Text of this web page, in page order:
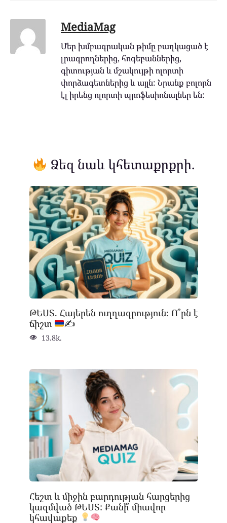
MediaMag
Մեր խմբագրական թիմը բաղկացած է
լրագրողներից, հոգեբաններից,
գիտության և մշակույթի ոլորտի
փորձագետներից և այլն: Նրանք բոլորն
էլ իրենց ոլորտի պրոֆեսիոնալներ են:
Ձեզ նաև կհետաքրքրի.
ԹԵՍՏ. Հայերեն ուղղագրություն։ Ո՞րն է
ճիշտ
✍
13.8k.
Հեշտ և միջին բարդության հարցերից
կազմված ԹԵՍՏ: Քանի՞ միավոր
կհավաքեք